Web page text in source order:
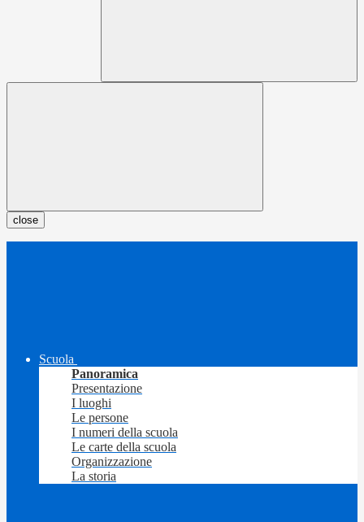
close
Scuola
Panoramica
Presentazione
I luoghi
Le persone
I numeri della scuola
Le carte della scuola
Organizzazione
La storia